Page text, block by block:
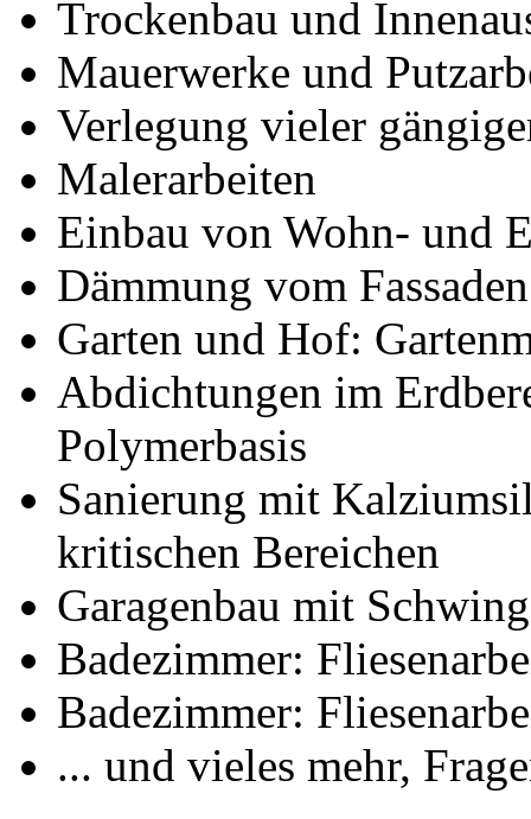
Trockenbau und
Mauerwerke und
Verlegung vieler
Malerarbeiten
Einbau von Wohn- und
Dämmung vom
Garten und Hof:
Abdichtungen im
Polymerbasis
Sanierung mit
kritischen Bereichen
Garagenbau mit
Badezimmer:
Badezimmer:
... und vieles mehr,